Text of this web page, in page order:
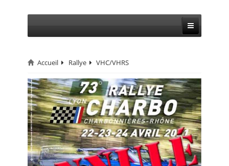
CIRCUIT
RALLYE
MONTAGNE
EVÈNEMENTS
CALENDRIER
Accueil Rallye VHC/VHRS